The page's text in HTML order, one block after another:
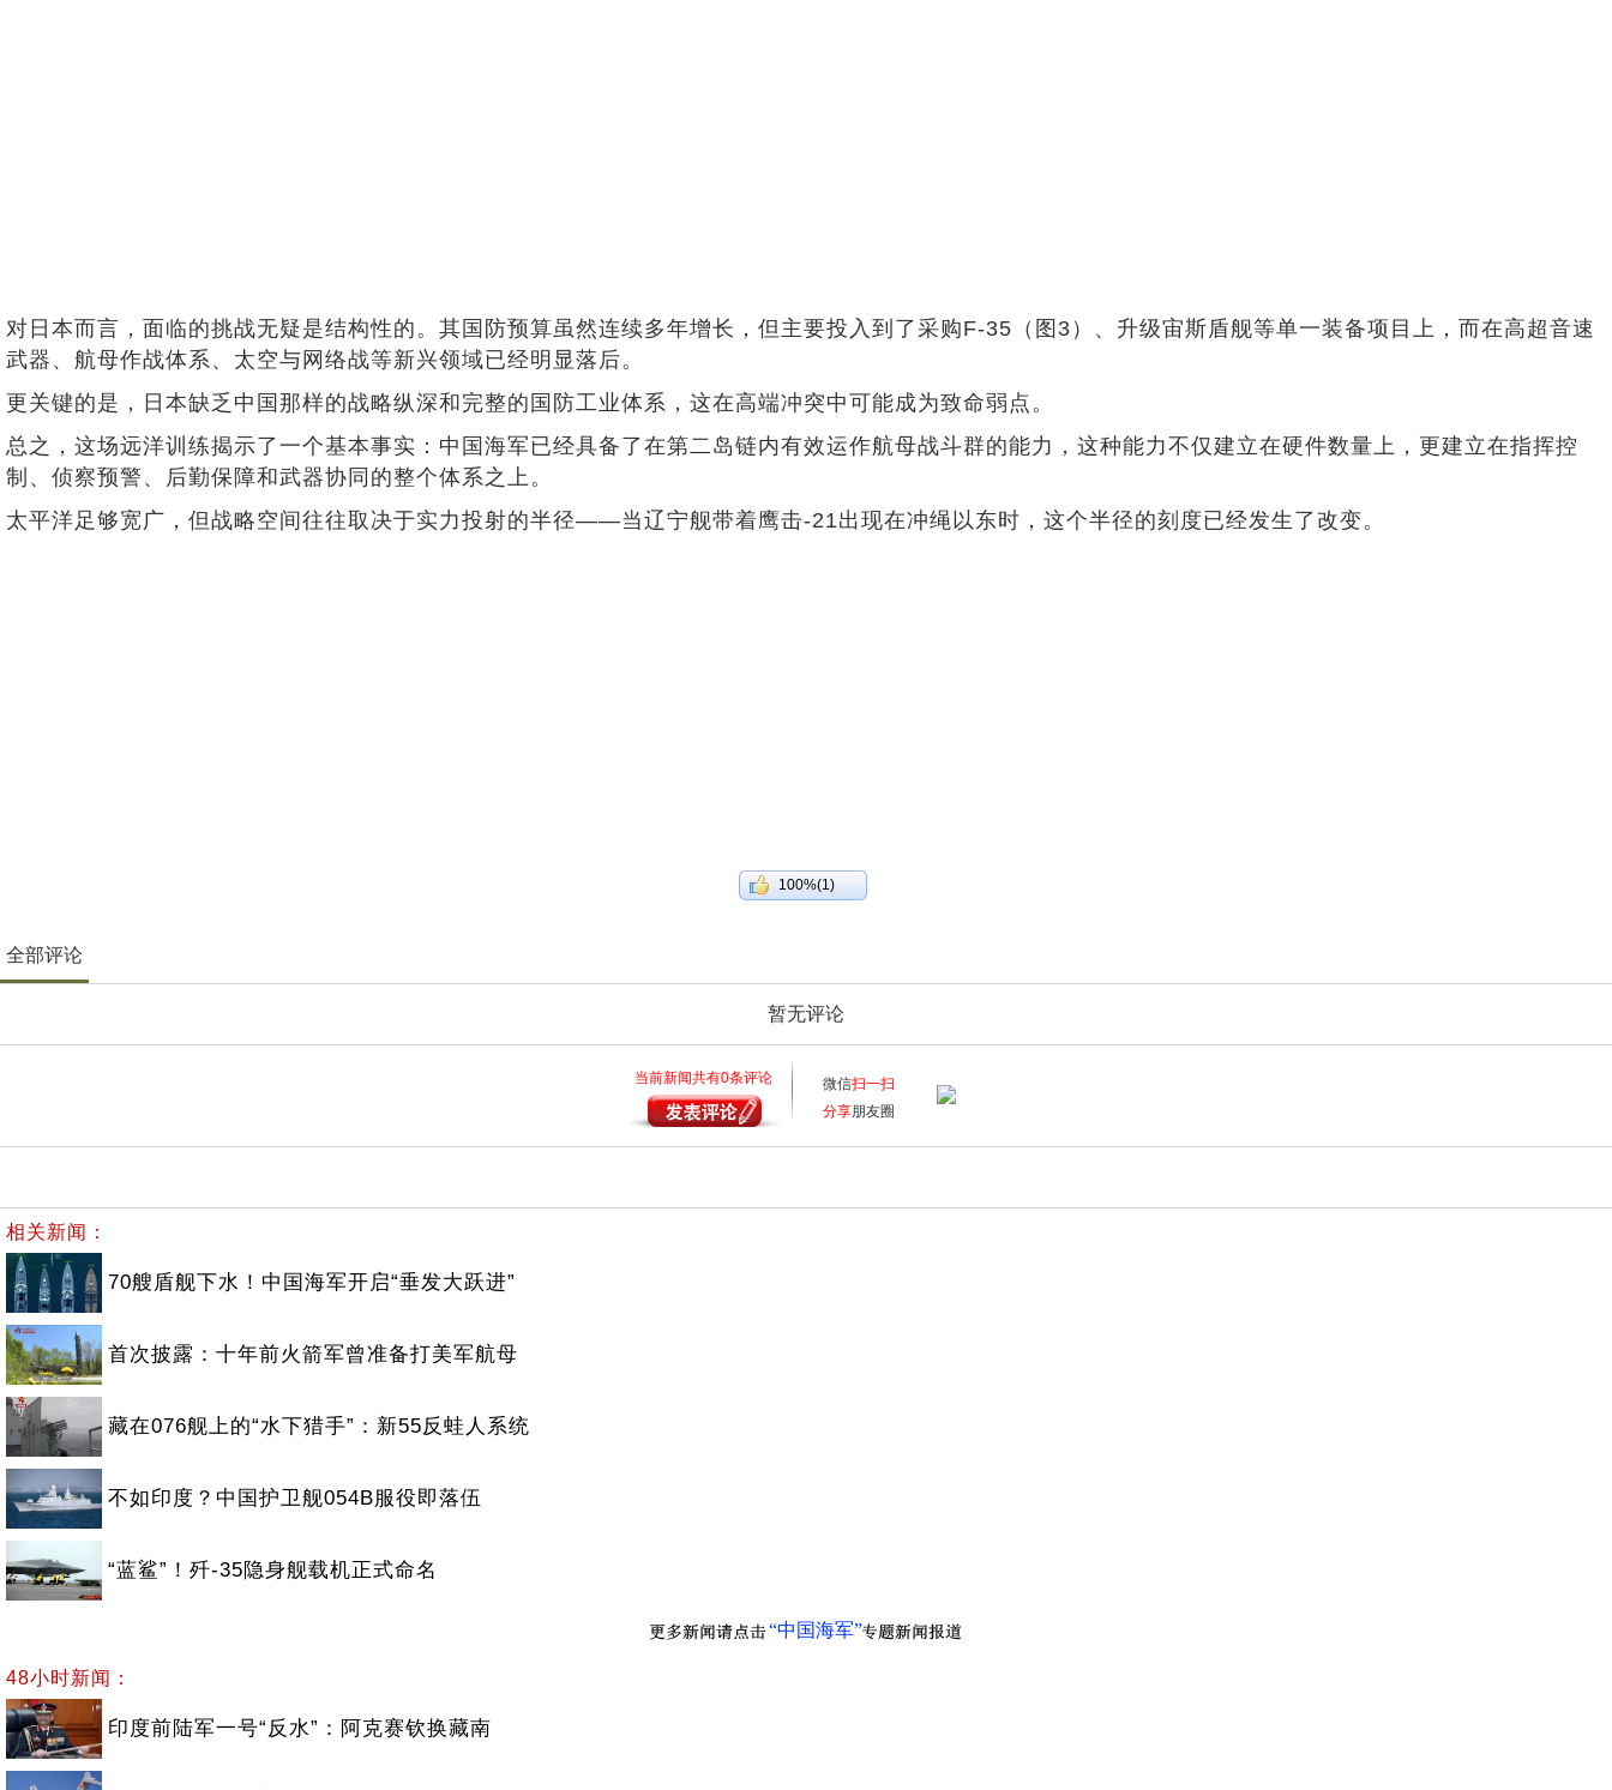
对日本而言，面临的挑战无疑是结构性的。其国防预算虽然连续多年增长，但主要投入到了采购F-35（图3）、升级宙斯盾舰等单一装备项目上，而在高超音速
武器、航母作战体系、太空与网络战等新兴领域已经明显落后。
更关键的是，日本缺乏中国那样的战略纵深和完整的国防工业体系，这在高端冲突中可能成为致命弱点。
总之，这场远洋训练揭示了一个基本事实：中国海军已经具备了在第二岛链内有效运作航母战斗群的能力，这种能力不仅建立在硬件数量上，更建立在指挥控
制、侦察预警、后勤保障和武器协同的整个体系之上。
太平洋足够宽广，但战略空间往往取决于实力投射的半径——当辽宁舰带着鹰击-21出现在冲绳以东时，这个半径的刻度已经发生了改变。
100%(1)
全部评论
暂无评论
当前新闻共有0条评论 微信扫一扫
分享朋友圈
相关新闻：
70艘盾舰下水！中国海军开启“垂发大跃进”
首次披露：十年前火箭军曾准备打美军航母
藏在076舰上的“水下猎手”：新55反蛙人系统
不如印度？中国护卫舰054B服役即落伍
“蓝鲨”！歼-35隐身舰载机正式命名
“中国海军”
48小时新闻：
印度前陆军一号“反水”：阿克赛钦换藏南